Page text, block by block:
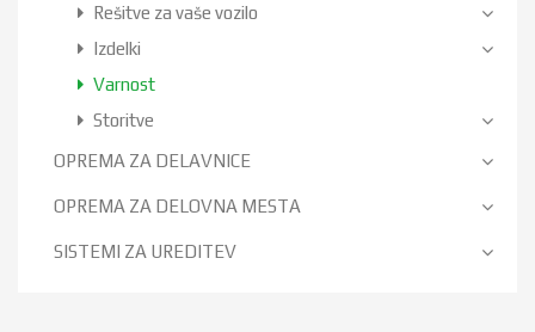
Rešitve za vaše vozilo
Izdelki
Varnost
Storitve
OPREMA ZA DELAVNICE
OPREMA ZA DELOVNA MESTA
SISTEMI ZA UREDITEV